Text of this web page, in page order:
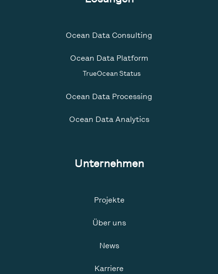
Ocean Data Consulting
Ocean Data Platform
TrueOcean Status
Ocean Data Processing
Ocean Data Analytics
Unternehmen
Projekte
Über uns
News
Karriere